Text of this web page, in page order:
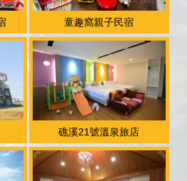
童趣窩親子民宿
礁溪21號溫泉旅店